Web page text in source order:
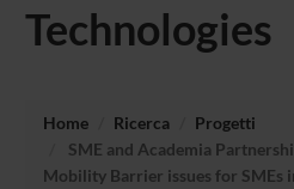
Technologies
Home Ricerca
Progetti
SME and Academia
Mobility Barrier issues for SMEs